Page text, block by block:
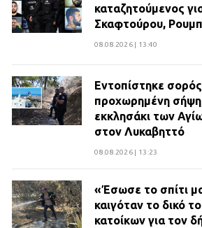
καταζητούμενος
Σκαφτούρου,
08.08.2026 | 13:40
Εντοπίστηκε
προχωρημένη σήψη
εκκλησάκι των
στον Λυκαβηττό
08.08.2026 | 13:23
«Έσωσε το σπίτι
καιγόταν το δικό
κατοίκων για τον